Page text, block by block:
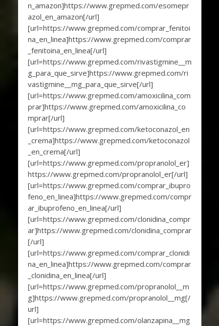
n_amazon]https://www.grepmed.com/esomepr
azol_en_amazon[/url]
[url=https://www.grepmed.com/comprar_fenitoi
na_en_linea]https://www.grepmed.com/comprar
_fenitoina_en_linea[/url]
[url=https://www.grepmed.com/rivastigmine__m
g_para_que_sirve]https://www.grepmed.com/ri
vastigmine__mg_para_que_sirve[/url]
[url=https://www.grepmed.com/amoxicilina_com
prar]https://www.grepmed.com/amoxicilina_co
mprar[/url]
[url=https://www.grepmed.com/ketoconazol_en
_crema]https://www.grepmed.com/ketoconazol
_en_crema[/url]
[url=https://www.grepmed.com/propranolol_er]
https://www.grepmed.com/propranolol_er[/url]
[url=https://www.grepmed.com/comprar_ibupro
feno_en_linea]https://www.grepmed.com/compr
ar_ibuprofeno_en_linea[/url]
[url=https://www.grepmed.com/clonidina_compr
ar]https://www.grepmed.com/clonidina_comprar
[/url]
[url=https://www.grepmed.com/comprar_clonidi
na_en_linea]https://www.grepmed.com/comprar
_clonidina_en_linea[/url]
[url=https://www.grepmed.com/propranolol__m
g]https://www.grepmed.com/propranolol__mg[/
url]
[url=https://www.grepmed.com/olanzapina__mg